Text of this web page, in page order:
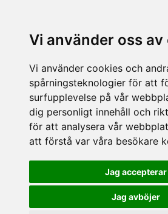
Vi använder oss
Vi använder cookies och
spårningsteknologier för att
surfupplevelse på vår
dig personligt innehåll och
för att analysera vår
att förstå var våra besökare
Jag accepterar
Jag avböjer